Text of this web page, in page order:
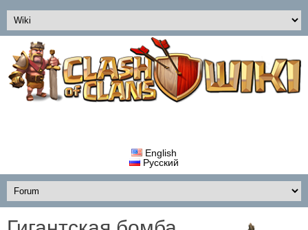
English
Русский